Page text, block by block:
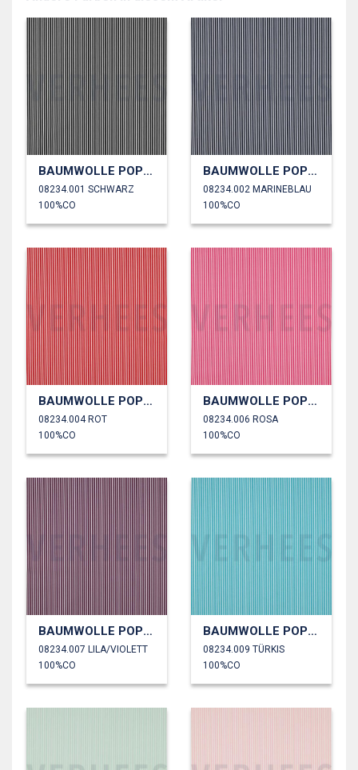
BAUMWOLLE POPELINE STREIFEN
08234.001 SCHWARZ
100%CO
BAUMWOLLE POPELINE STREIFEN
08234.002 MARINEBLAU
100%CO
BAUMWOLLE POPELINE STREIFEN
08234.004 ROT
100%CO
BAUMWOLLE POPELINE STREIFEN
08234.006 ROSA
100%CO
BAUMWOLLE POPELINE STREIFEN
08234.007 LILA/VIOLETT
100%CO
BAUMWOLLE POPELINE STREIFEN
08234.009 TÜRKIS
100%CO